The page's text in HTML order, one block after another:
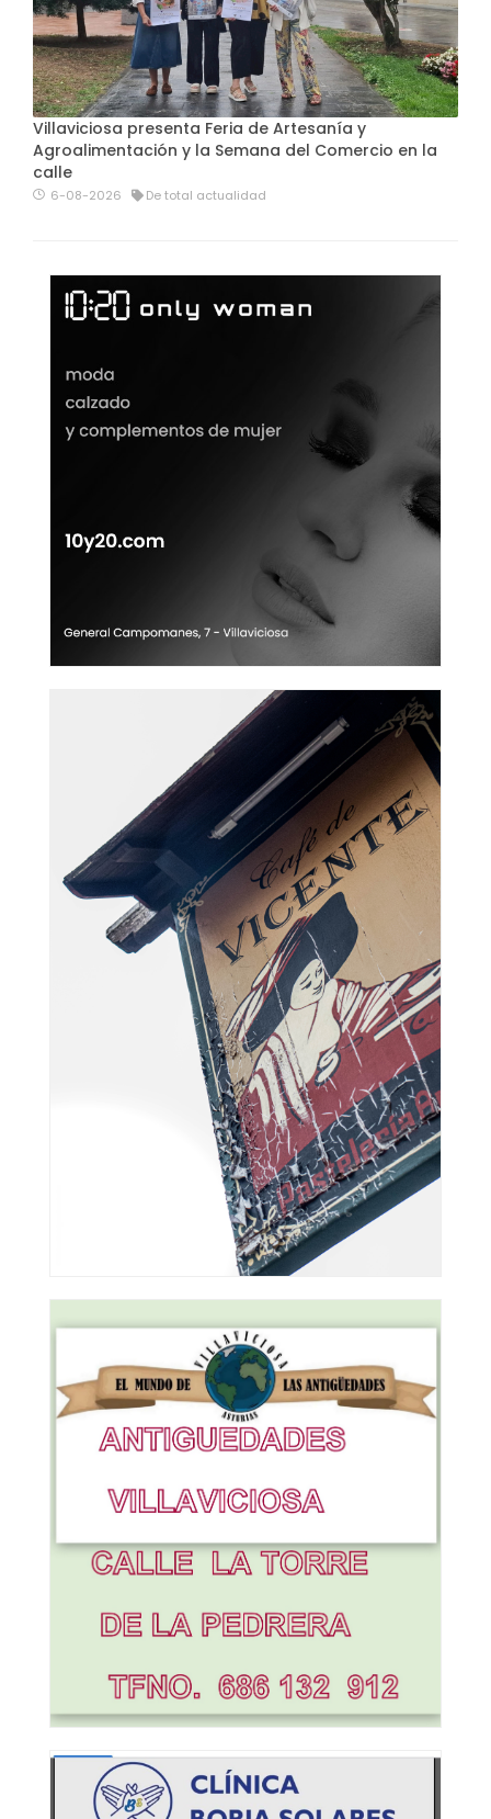
Villaviciosa presenta Feria de Artesanía y
Agroalimentación y la Semana del Comercio en la
calle
6-08-2026 De total actualidad